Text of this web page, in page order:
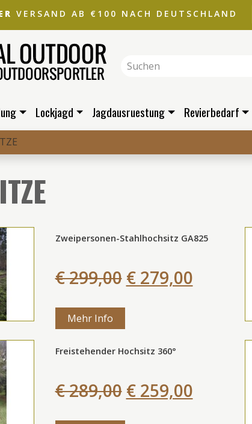
VERSAND AB €100 NACH DEUTSCHLAND
Lockjagd Jagdausruestung Revierbedarf
Zweipersonen-Stahlhochsitz GA825
€ 299,00 € 279,00
Mehr Info
Freistehender Hochsitz 360°
€ 289,00 € 259,00